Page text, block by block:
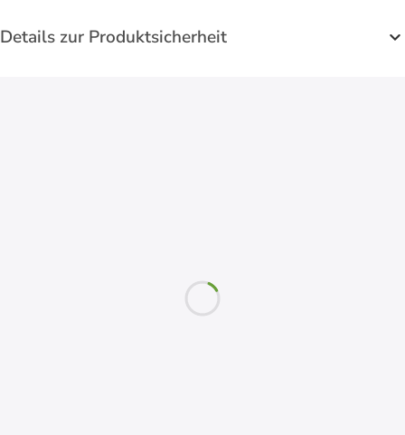
Details zur Produktsicherheit